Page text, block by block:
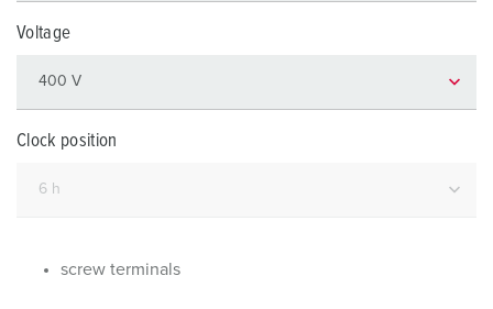
Voltage
Clock position
screw terminals